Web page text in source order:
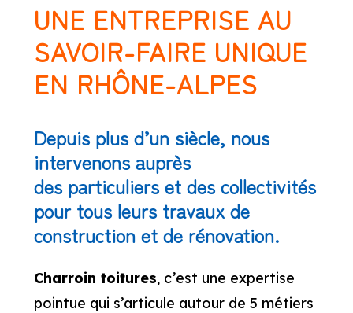
UNE ENTREPRISE AU
SAVOIR-FAIRE UNIQUE
EN RHÔNE-ALPES
Depuis plus d’un siècle, nous
intervenons auprès
des particuliers et des collectivités
pour tous leurs travaux de
construction et de rénovation.
Charroin toitures, c’est une expertise
pointue qui s’articule autour de 5 métiers